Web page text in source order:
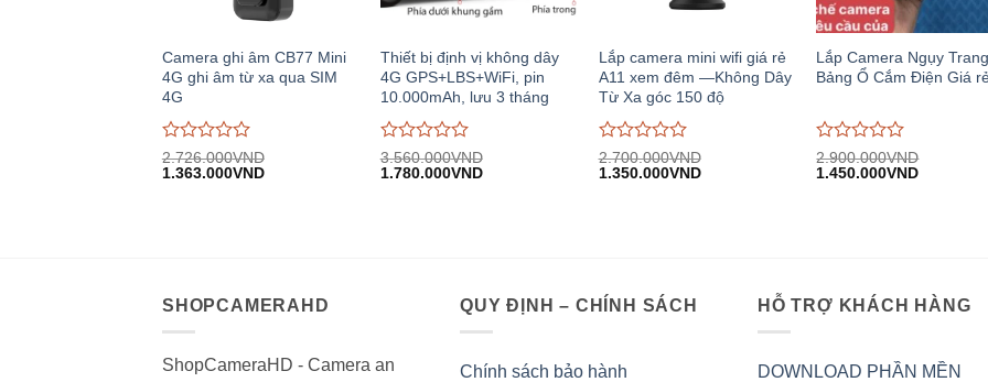
Camera ghi âm CB77 Mini
4G ghi âm từ xa qua SIM
4G
Được
đánh
2.726.000VND
Giá
1.363.000VNDGiá
Thiết bị định vị không dây
4G GPS+LBS+WiFi, pin
10.000mAh, lưu 3 tháng
Được
đánh
3.560.000VND
Giá
1.780.000VNDGiá
Lắp camera mini wifi giá rẻ
A11 xem đêm —Không Dây
Từ Xa góc 150 độ
Được
đánh
2.700.000VND
Giá
1.350.000VNDGiá
Lắp Camera Ngụy Trang
Bảng Ổ Cắm Điện Giá
Được
đánh
2.900.000VND
Giá
1.450.000VNDGiá
SHOPCAMERAHD
ShopCameraHD - Camera an
QUY ĐỊNH – CHÍNH SÁCH
Chính sách bảo hành
HỖ TRỢ KHÁCH HÀNG
DOWNLOAD PHẦN MỀN